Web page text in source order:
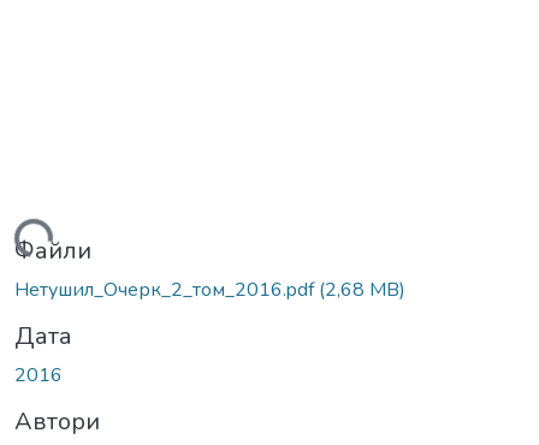
Файли
Нетушил_Очерк_2_том_2016.pdf(2,68 MB)
Дата
2016
Автори